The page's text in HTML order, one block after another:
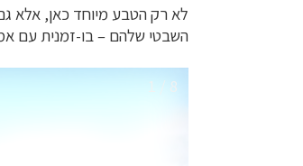
לא רק הטבע מיוחד כאן, אלא
השבטי שלהם – בו-זמנית עם
1 / 8